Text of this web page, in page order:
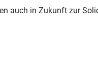
auch in Zukunft zur